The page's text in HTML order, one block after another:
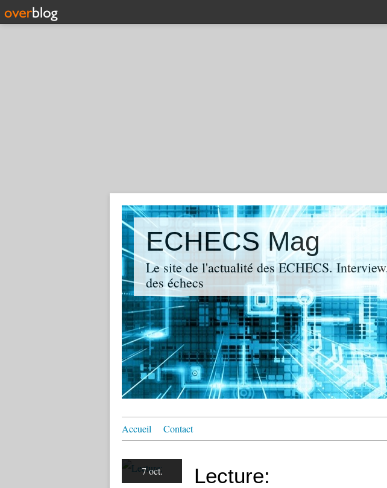
ECHECS Mag
Le site de l'actualité des ECHECS.
des échecs
Accueil Contact
7 oct. Lecture: